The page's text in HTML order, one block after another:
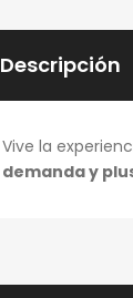
Descripción
Vive la
demanda y